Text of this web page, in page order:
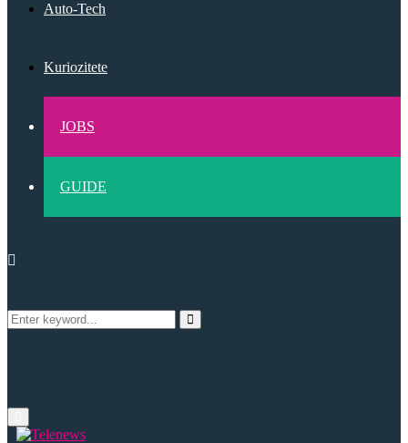
Auto-Tech
Kuriozitete
JOBS
GUIDE
Search
Search
Menu